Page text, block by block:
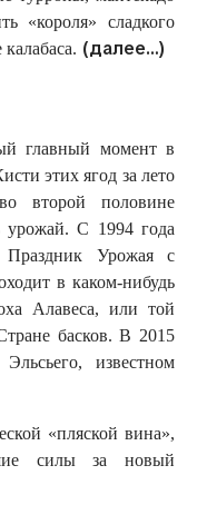
«короля» сладкого
(далее…)
главный момент в
этих ягод за лето
второй половине
урожай. С 1994 года
Урожая с
в каком-нибудь
Алавеса, или той
басков. В 2015
известном
«пляской вина»,
силы за новый